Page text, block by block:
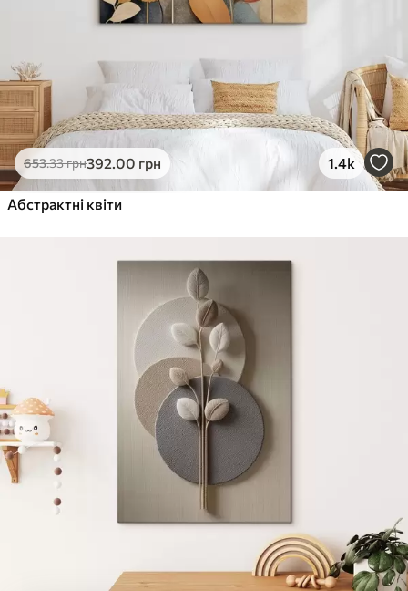
653.33грн392.00 грн 1.4k
Абстрактні квіти